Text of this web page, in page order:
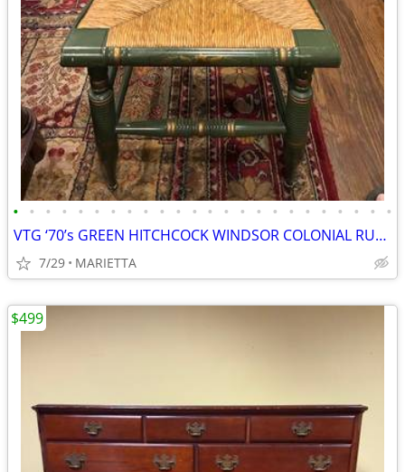
• • • • • • • • • • • • • • • • • • • • • • • •
VTG ‘70’s GREEN HITCHCOCK WINDSOR COLONIAL RUSH BOTTOM STENCILED CHAIR
7/29 MARIETTA
$499